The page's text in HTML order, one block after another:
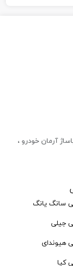
آرمان خودرو ،
سانگ یانگ
جیلی
هیوندای
کیا